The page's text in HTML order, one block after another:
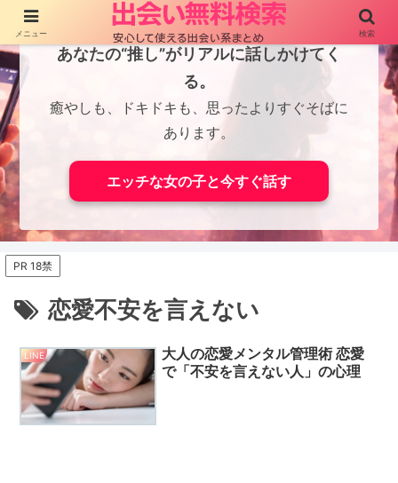
あなたの“推し”がリアルに話しかけてく
る。
癒やしも、ドキドキも、思ったよりすぐそばに
あります。
エッチな女の子と今すぐ話す
PR 18禁
恋愛不安を言えない
LINE
大人の恋愛メンタル管理術 恋愛
で「不安を言えない人」の心理
メニュー 検索